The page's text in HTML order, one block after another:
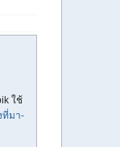
ใช้
ที่มา-